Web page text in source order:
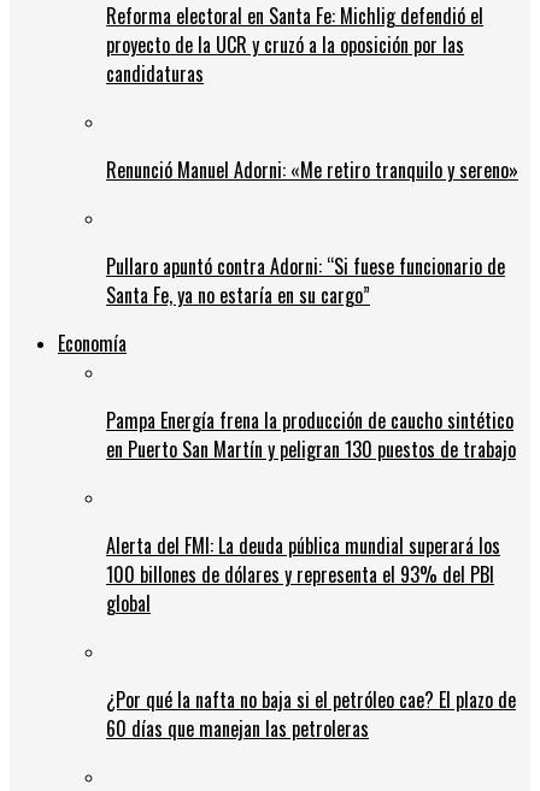
Reforma electoral en Santa Fe: Michlig defendió el
proyecto de la UCR y cruzó a la oposición por las
candidaturas
Renunció Manuel Adorni: «Me retiro tranquilo y sereno»
Pullaro apuntó contra Adorni: “Si fuese funcionario de
Santa Fe, ya no estaría en su cargo”
Economía
Pampa Energía frena la producción de caucho sintético
en Puerto San Martín y peligran 130 puestos de trabajo
Alerta del FMI: La deuda pública mundial superará los
100 billones de dólares y representa el 93% del PBI
global
¿Por qué la nafta no baja si el petróleo cae? El plazo de
60 días que manejan las petroleras